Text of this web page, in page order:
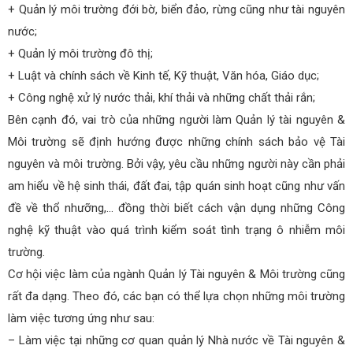
+ Quản lý môi trường đới bờ, biển đảo, rừng cũng như tài nguyên
nước;
+ Quản lý môi trường đô thị;
+ Luật và chính sách về Kinh tế, Kỹ thuật, Văn hóa, Giáo dục;
+ Công nghệ xử lý nước thải, khí thải và những chất thải rắn;
Bên cạnh đó, vai trò của những người làm Quản lý tài nguyên &
Môi trường sẽ định hướng được những chính sách bảo vệ Tài
nguyên và môi trường. Bởi vậy, yêu cầu những người này cần phải
am hiểu về hệ sinh thái, đất đai, tập quán sinh hoạt cũng như vấn
đề về thổ nhưỡng,… đồng thời biết cách vận dụng những Công
nghệ kỹ thuật vào quá trình kiểm soát tình trạng ô nhiễm môi
trường.
Cơ hội việc làm của ngành Quản lý Tài nguyên & Môi trường cũng
rất đa dạng. Theo đó, các bạn có thể lựa chọn những môi trường
làm việc tương ứng như sau:
– Làm việc tại những cơ quan quản lý Nhà nước về Tài nguyên &